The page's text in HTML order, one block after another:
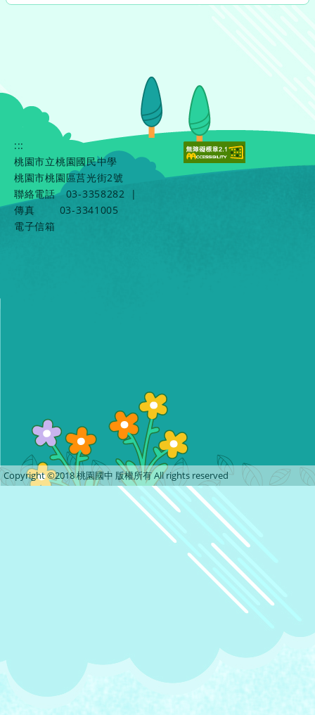
:::
桃園市立桃園國民中學
桃園市桃園區莒光街2號
聯絡電話
03-3358282
|
傳真
03-3341005
電子信箱
Copyright ©2018 桃園國中 版權所有 All rights reserved